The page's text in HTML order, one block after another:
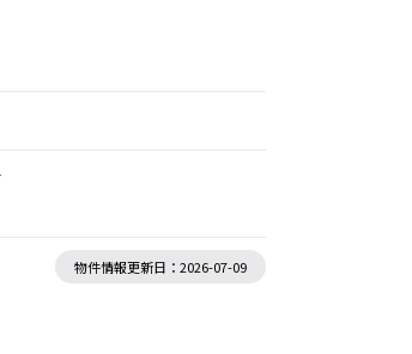
物件情報更新日：2026-07-09